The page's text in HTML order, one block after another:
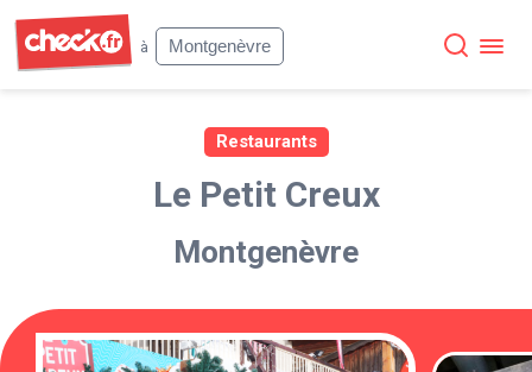
à
Montgenèvre
Restaurants
Le Petit Creux
Montgenèvre